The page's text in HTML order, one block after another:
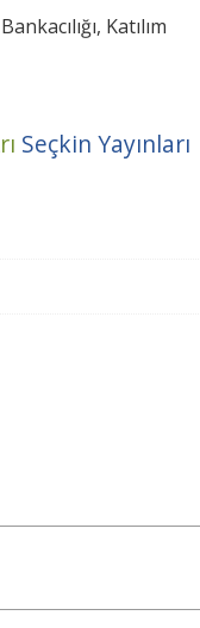
Katılım
Seçkin Yayınları